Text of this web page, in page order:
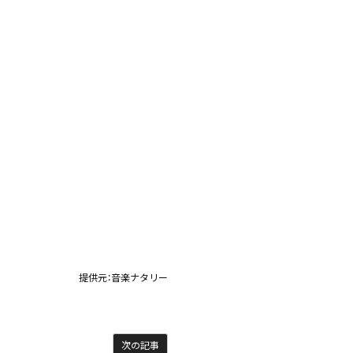
提供元：音楽ナタリー
次の記事